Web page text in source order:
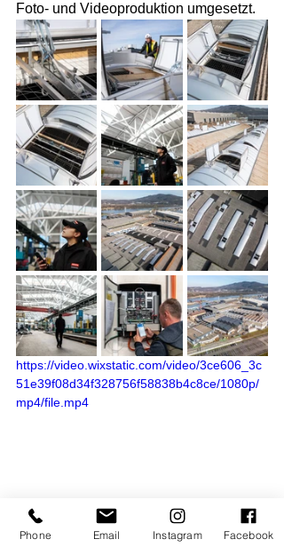
Foto- und Videoproduktion umgesetzt.
https://video.wixstatic.com/video/3ce606_3c
51e39f08d34f328756f58838b4c8ce/1080p/
mp4/file.mp4
Phone Email Instagram Facebook